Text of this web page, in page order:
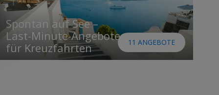
Spontan auf See –
Last-Minute-Angebote
für Kreuzfahrten
11 ANGEBOTE